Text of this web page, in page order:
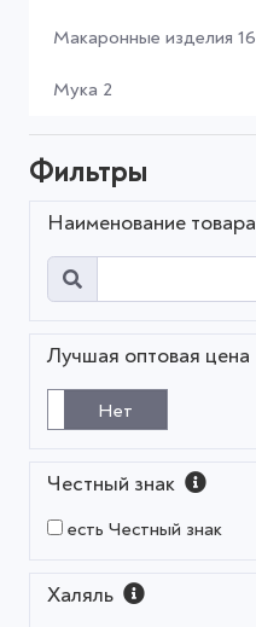
Макаронные изделия 16
Мука 2
Фильтры
Наименование товара
Лучшая оптовая цена
Нет
Честный знак
есть Честный знак
Халяль